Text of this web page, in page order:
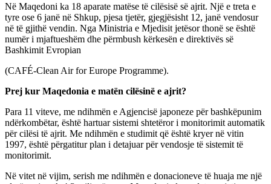
Në Maqedoni ka 18 aparate matëse të cilësisë së ajrit. Një e treta e
tyre ose 6 janë në Shkup, pjesa tjetër, gjegjësisht 12, janë vendosur
në të gjithë vendin. Nga Ministria e Mjedisit jetësor thonë se është
numër i mjaftueshëm dhe përmbush kërkesën e direktivës së
Bashkimit Evropian
(CAFÉ-Clean Air for Europe Programme).
Prej kur Maqedonia e matën cilësinë e ajrit?
Para 11 viteve, me ndihmën e Agjencisë japoneze për bashkëpunim
ndërkombëtar, është hartuar sistemi shtetëror i monitorimit automatik
për cilësi të ajrit. Me ndihmën e studimit që është kryer në vitin
1997, është përgatitur plan i detajuar për vendosje të sistemit të
monitorimit.
Në vitet në vijim, serish me ndihmën e donacioneve të huaja me një